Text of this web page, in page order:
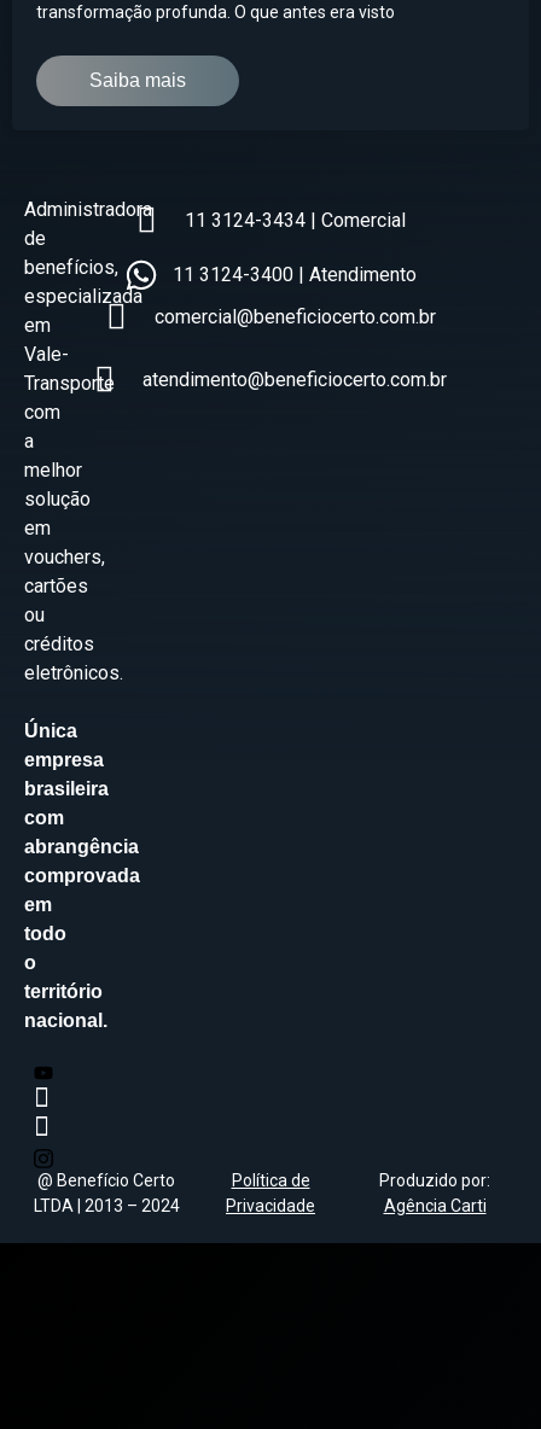
transformação profunda. O que antes era visto
Saiba mais
Administradora
de
benefícios,
especializada
em
Vale-
Transporte
com
a
melhor
solução
em
vouchers,
cartões
ou
créditos
eletrônicos.
Única
empresa
brasileira
com
abrangência
comprovada
em
todo
o
território
nacional.
11 3124-3434 | Comercial
11 3124-3400 | Atendimento
comercial@beneficiocerto.com.br
atendimento@beneficiocerto.com.br
@ Benefício Certo
LTDA | 2013 – 2024
Política de
Privacidade
Produzido por:
Agência Carti